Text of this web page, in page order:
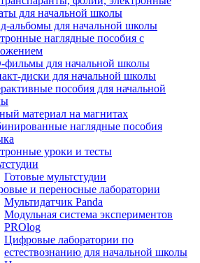
для начальной школы
альбомы для начальной школы
наглядные пособия с
фильмы для начальной школы
диски для начальной школы
пособия для начальной
материал на магнитах
наглядные пособия
уроки и тесты
Готовые мультстудии
и переносные лаборатории
Мультидатчик Panda
Модульная система экспериментов
PROlog
Цифровые лаборатории по
естествознанию для начальной школы